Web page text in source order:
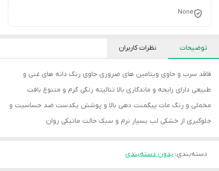
None
توضیحات نظرات کاربران
فاقد سرب و حاوی ویتامین های ضروری حاوی رنگ دانه های غنی و
طبیعی دارای رایحه و ماندگاری بالا تنالیته رنگی گرم و متنوع بافت
مخملی و رنگ مات پیگمنت دهی بالا و پوشش یکدست ضد حساسیت و
جلوگیری از خشکی لب بسیار نرم و سبک حالت ماتیکی روان
دسته‌بندی: بدون دسته‌بندی